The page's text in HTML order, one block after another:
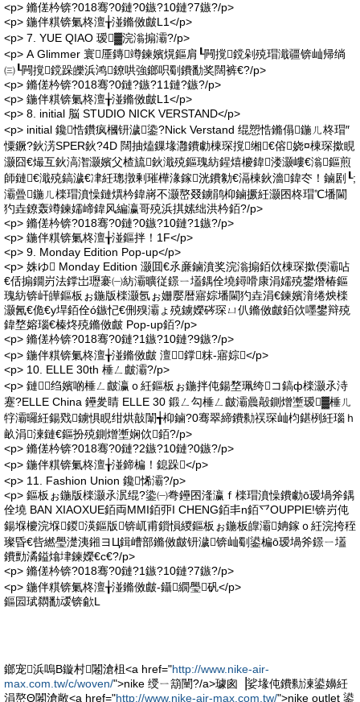
<p> 鏅傞枔锛?018骞?0鏈?0鏃?10鏈?7鏃?/p>
<p> 鍦伴粸锛氭柊澶╁湴鏅傚皻L1</p>
<p> 7. YUE QIAO 瑷▓浣滃搧灞?/p>
<p> A Glimmer 寰厜鏄竴鍊嬪熀鏂肩┖闁撹鎲剁殑瑁濈疆锛屾帰绱
㈢┖闁撹鎲跺皪浜鸿鐐哄強鎯呮劅鐨勫奖闊裤€?/p>
<p> 鏅傞枔锛?018骞?0鏈?鏃?11鏈?鏃?/p>
<p> 鍦伴粸锛氭柊澶╁湴鏅傚皻L1</p>
<p> 8. initial 脳 STUDIO NICK VERSTAND</p>
<p> initial 鑱悎鑽疯槶钘濊鍌?Nick Verstand 绲愬悎鏅傝鍦ㄦ柊瑁″
憟鐝?鈥淓SPER鈥?4D 闊抽熆鏁堟灉鐨勮棟琛撹缃€傛娆¤棟琛撳睍
灏囧€熶互鈥滈潪灏嬪父楂旈鈥濈殑鏂瑰紡鍟熺櫦鍏溇灏嶁€滃鏂煎
師鏈€濈殑鎬濊€冿紝璁撴剰璀樺湪鎵洸鐨勨€滆棟鈥濇鍏冭！鏀剧┖;
灞曡鍦ㄦ檪瑁濆懆鏈熼枔鍏嶈不灏嶅叕鐪鹃枊鏀撅紝灏囨柊瑁℃墦閫
犳垚鐐轰竴鍊嬬崹鍏风編瀛哥殑浜掑嫊绌洪枔銆?/p>
<p> 鏅傞枔锛?018骞?0鏈?0鏃?10鏈?1鏃?/p>
<p> 鍦伴粸锛氭柊澶╁湴鏂拌！1F</p>
<p> 9. Monday Edition Pop-up</p>
<p> 姝ゆ Monday Edition 灏囬€氶亷鏀濆奖浣滃搧銆佽棟琛撳偄灞呫
€佸搧鐗岃法鐣岀瓑褰㈠紡灞曠従鐛ㄧ壒鍝佺墝鐞嗗康涓嬬殑鐢熸椿鏂
瑰紡锛屽皣鏂板ぉ鍦版檪灏氬ぉ姗嬮暦寤婃墦閫犳垚涓€鍊嬪湇绻炴檪
灏氥€佹€у垾銆佺ó鏃忋€侀殠灞ょ殑鐪嬫硶琛ㄩ仈鏅傚皻銆佽嚜鐢辩殑
鍏堥嫆瑙€榛炵殑鏅傚皻 Pop-up銆?/p>
<p> 鏅傞枔锛?018骞?0鏈?1鏃?10鏈?9鏃?/p>
<p> 鍦伴粸锛氭柊澶╁湴鏅傚皻 澶╂鐣粖-寤婃</p>
<p> 10. ELLE 30th 棰ㄥ皻灞?/p>
<p> 鏈绉嬪啲棰ㄥ皻瀛ｏ紝鏂板ぉ鍦拌伅鍚堥珮绔コ鎬ф檪灏氶洔
蹇?ELLE China 鑸夎睛 ELLE 30 鍛ㄥ勾棰ㄥ皻灞曟毃鍘熷壍瑷▓棰ㄦ
牸灞曪紝鍚戣鐪惧睍绀烘敼闈╅枊鏀?0骞翠締鐨勬祦琛屾枃鍖栵紝瑙ｈ
畝涓湅鏈€鏂扮殑鍘熷壍娴佽銆?/p>
<p> 鏅傞枔锛?018骞?0鏈?2鏃?10鏈?0鏃?/p>
<p> 鍦伴粸锛氭柊澶╁湴鍗楄！鎴跺</p>
<p> 11. Fashion Union 鑱悕灞?/p>
<p> 鏂板ぉ鍦版檪灏氶泦绲?鍌㈠弮鑸囨湰瀛ｆ檪瑁濆懆鐨勮ō瑷堝斧鍝
佺墝 BAN XIAOXUE銆両MMI銆丣I CHENG銆丯n銆乊OUPPIE!锛岃伅
鍚堢櫦浣堢鍐渶鏂版锛屼甫鎻愪緵鏂板ぉ鍦板皥灞姌鎵ｏ紝浣挎秷
璨昏€呰繎璺濋洟鎺ヨЦ鍓嶆部鏅傚皻钘濊锛屾劅鍙楄ō瑷堝斧鐛ㄧ壒
鐨勯潏鎰熻垏鍊嬫€с€?/p>
<p> 鏅傞枔锛?018骞?0鏈?1鏃?10鏈?7鏃?/p>
<p> 鍦伴粸锛氭柊澶╁湴鏅傚皻-鑷繝璺矾</p>
鏂囩珷閷勫叆锛歈L
鎯宠浜嗚В鏇村闂滄柤<a href="http://www.nike-air-
max.com.tw/c/woven/">nike 绶ㄧ箶闉?/a>璩囪▕娑堟伅鐨勬湅鍙嬶紝
涓嶅Θ闂滄敞<a href="http://www.nike-air-max.com.tw/">nike outlet 鍙